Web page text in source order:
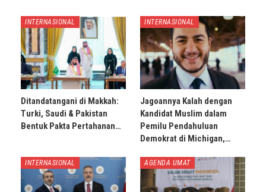
INTERNASIONAL
Ditandatangani di Makkah:
Turki, Saudi & Pakistan
Bentuk Pakta Pertahanan…
INTERNASIONAL
Jagoannya Kalah dengan
Kandidat Muslim dalam
Pemilu Pendahuluan
Demokrat di Michigan,…
INTERNASIONAL AGENDA UMAT